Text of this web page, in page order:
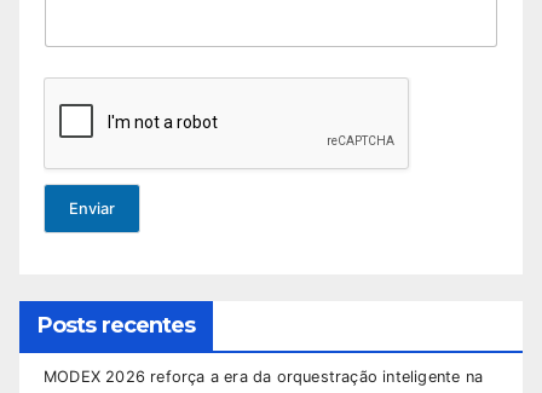
Enviar
Posts recentes
MODEX 2026 reforça a era da orquestração inteligente na